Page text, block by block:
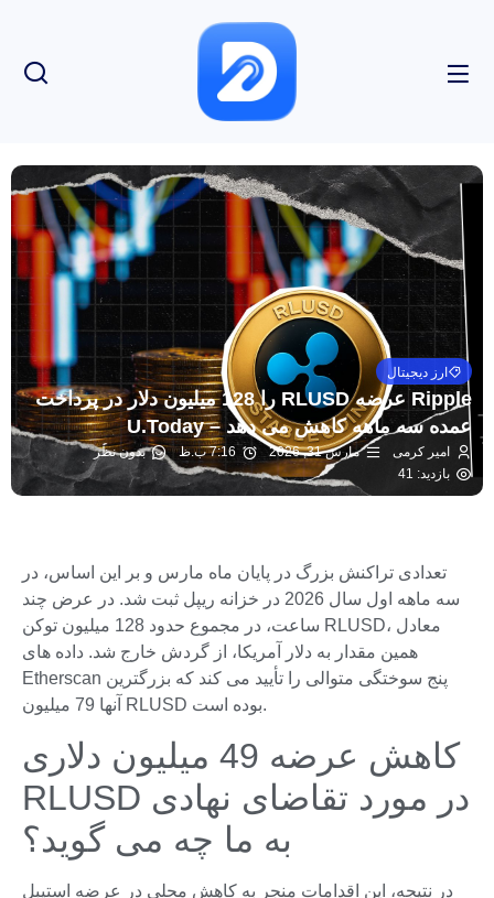
ارز دیجیتال
Ripple عرضه RLUSD را 128 میلیون دلار در پرداخت
عمده سه ماهه کاهش می دهد – U.Today
امیر کرمی مارس 31, 2026 7:16 ب.ظ
بدون نظر
بازدید: 41
تعدادی تراکنش بزرگ در پایان ماه مارس و بر این اساس، در
سه ماهه اول سال 2026 در خزانه ریپل ثبت شد. در عرض چند
ساعت، در مجموع حدود 128 میلیون توکن RLUSD، معادل
همین مقدار به دلار آمریکا، از گردش خارج شد. داده های
Etherscan پنج سوختگی متوالی را تأیید می کند که بزرگترین
آنها 79 میلیون RLUSD بوده است.
کاهش عرضه 49 میلیون دلاری
RLUSD در مورد تقاضای نهادی
به ما چه می گوید؟
در نتیجه، این اقدامات منجر به کاهش محلی در عرضه استیبل